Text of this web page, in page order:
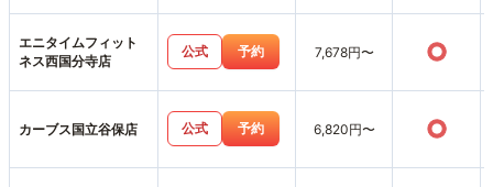
エニタイムフィット
ネス西国分寺店
公式 予約 7,678円〜 ○
カーブス国立谷保店 公式 予約 6,820円〜 ○